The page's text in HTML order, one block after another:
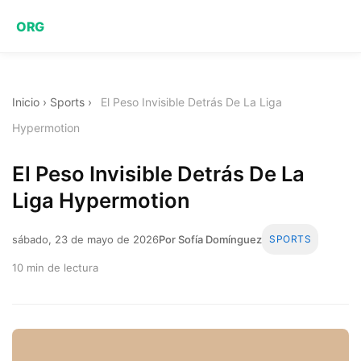
ORG
Inicio › Sports ›
El Peso Invisible Detrás De La Liga
Hypermotion
El Peso Invisible Detrás De La
Liga Hypermotion
sábado, 23 de mayo de 2026Por Sofía Domínguez SPORTS
10 min de lectura